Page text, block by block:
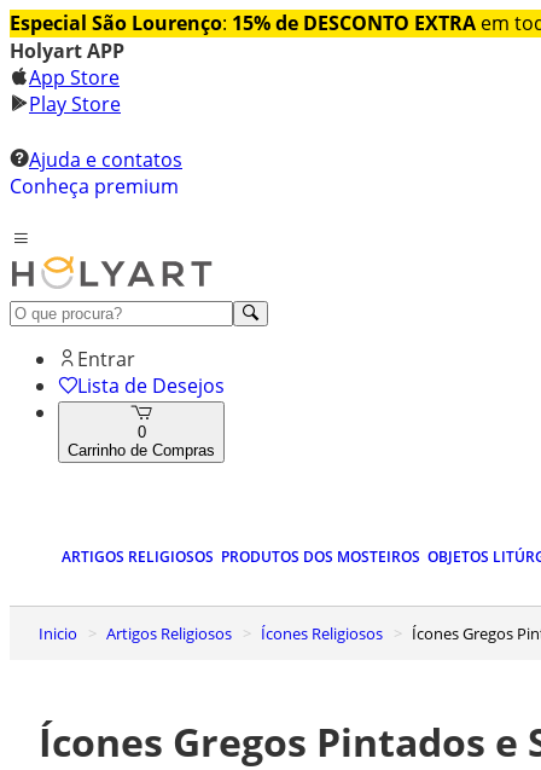
Especial São Lourenço: 15% de DESCONTO EXTRA em
Holyart APP
App Store
Play Store
Ajuda e contatos
Conheça premium
Entrar
Lista de Desejos
0
Carrinho de Compras
ARTIGOS RELIGIOSOS PRODUTOS DOS MOSTEIROS OBJETOS
Inicio Artigos Religiosos Ícones Religiosos Ícones Gregos
Ícones Gregos Pintados e